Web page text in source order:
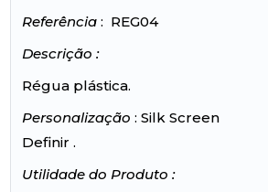
Referência : REG04
Descrição :
Régua plástica.
Personalização: Silk
Definir .
Utilidade do Produto :